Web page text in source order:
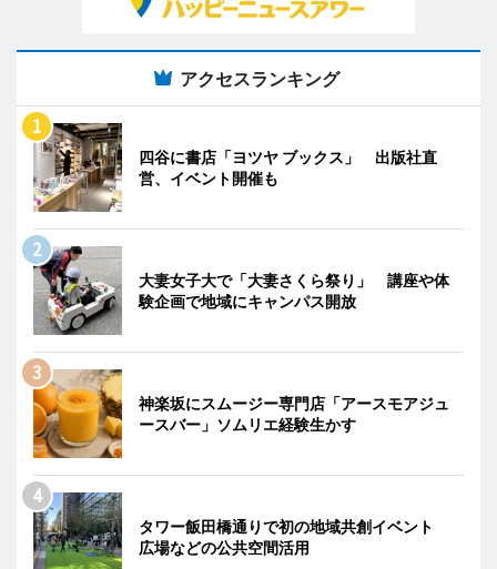
アクセスランキング
四谷に書店「ヨツヤ ブックス」 出版社直
営、イベント開催も
大妻女子大で「大妻さくら祭り」 講座や体
験企画で地域にキャンパス開放
神楽坂にスムージー専門店「アースモアジュ
ースバー」ソムリエ経験生かす
タワー飯田橋通りで初の地域共創イベント
広場などの公共空間活用